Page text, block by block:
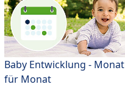
Baby Entwicklung - Monat
für Monat